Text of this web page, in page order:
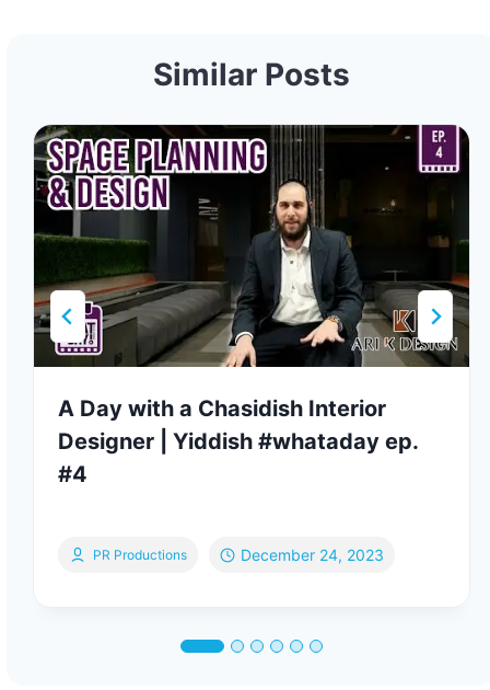
Similar Posts
A Day with a Chasidish Interior
Designer | Yiddish #whataday ep.
#4
PR Productions December 24, 2023